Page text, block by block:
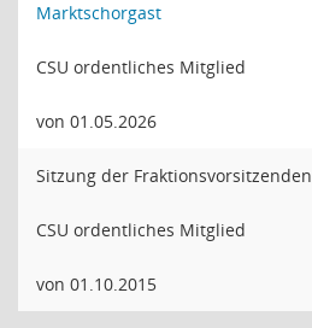
Marktschorgast
CSU ordentliches Mitglied
von 01.05.2026
Sitzung der Fraktionsvorsitzenden
CSU ordentliches Mitglied
von 01.10.2015